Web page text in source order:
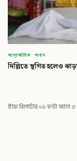
আন্তর্জাতিক সংবাদ
দিল্লিতে স্থগিত হলেও
স্টাফ রিপোর্টার·১৬ ঘণ্টা আগে·৩